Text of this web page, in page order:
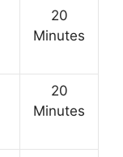
20
Minutes
20
Minutes